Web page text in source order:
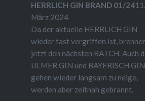
HERRLICH GIN BRAND 01/2411.
März 2024
Da der aktuelle HERRLICH GIN
wieder fast vergriffen ist,
jetzt den nächsten BATCH. Auch
ULMER GIN und BAYERISCH GIN
gehen wieder langsam zu neige,
werden aber zeitnah gebrannt.